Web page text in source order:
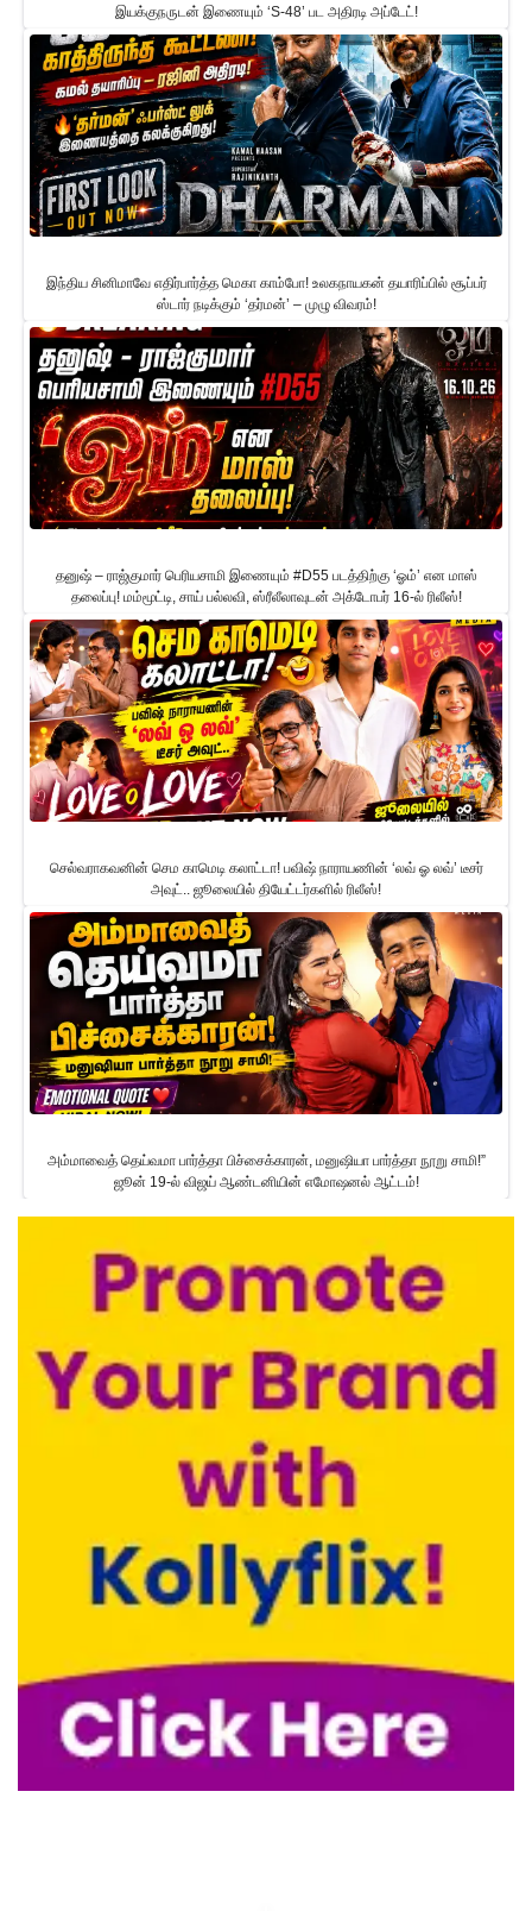
இயக்குநருடன் இணையும் ‘S-48’ பட அதிரடி அப்டேட்!
இந்திய சினிமாவே எதிர்பார்த்த மெகா காம்போ! உலகநாயகன் தயாரிப்பில் சூப்பர்
ஸ்டார் நடிக்கும் ‘தர்மன்’ – முழு விவரம்!
தனுஷ் – ராஜ்குமார் பெரியசாமி இணையும் #D55 படத்திற்கு ‘ஓம்’ என மாஸ்
தலைப்பு! மம்மூட்டி, சாய் பல்லவி, ஸ்ரீலீலாவுடன் அக்டோபர் 16-ல் ரிலீஸ்!
செல்வராகவனின் செம காமெடி கலாட்டா! பவிஷ் நாராயணின் ‘லவ் ஓ லவ்’ டீசர்
அவுட்.. ஜூலையில் தியேட்டர்களில் ரிலீஸ்!
அம்மாவைத் தெய்வமா பார்த்தா பிச்சைக்காரன், மனுஷியா பார்த்தா நூறு சாமி!”
ஜூன் 19-ல் விஜய் ஆண்டனியின் எமோஷனல் ஆட்டம்!